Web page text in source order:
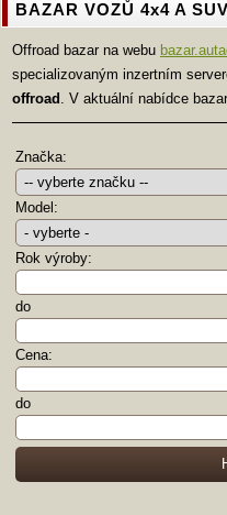
BAZAR VOZŮ 4x4 A SUV
Offroad bazar na webu
specializovaným inzertním
offroad . V aktuální nabídce
Značka:
Model:
Rok výroby:
do
Cena:
do